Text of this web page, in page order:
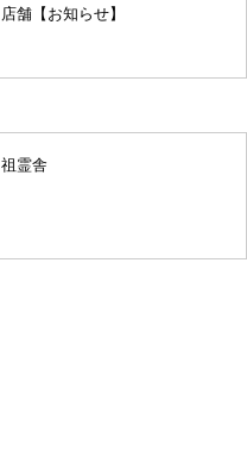
店舗【お知らせ】
祖霊舎